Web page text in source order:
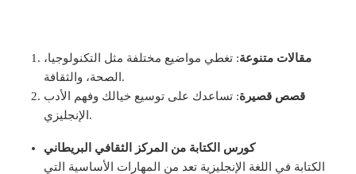
مقالات متنوعة: تغطي مواضيع مختلفة مثل التكنولوجيا،
الصحة، والثقافة.
قصص قصيرة: تساعدك على توسيع خيالك وفهم الأدب
الإنجليزي.
كورس الكتابة من المركز الثقافي البريطاني
الكتابة في اللغة الإنجليزية تعد من المهارات الأساسية التي